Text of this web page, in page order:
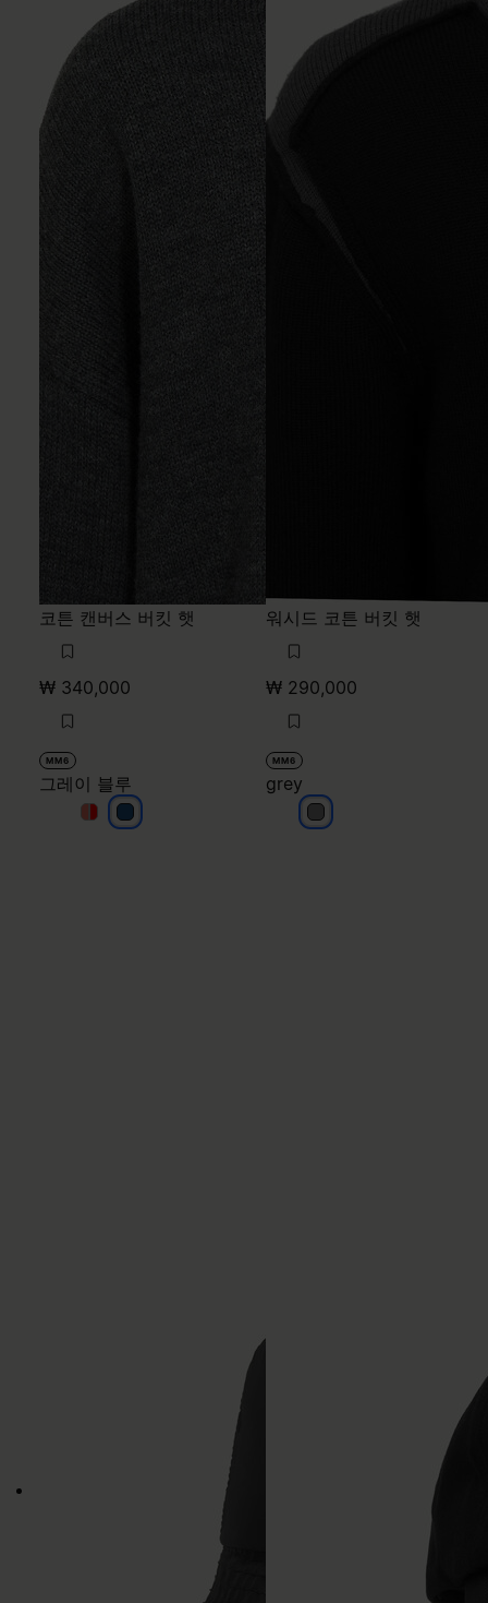
코튼 캔버스 버킷 햇
₩ 340,000
MM6
그레이 블루
그레이 블루
그레이 블루
그레이 블루
워시드 코튼 버킷 햇
₩ 290,000
MM6
grey
grey